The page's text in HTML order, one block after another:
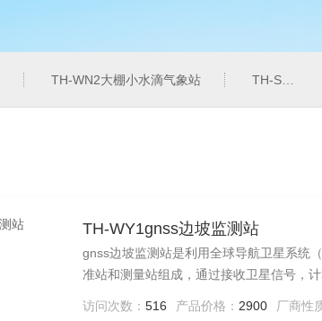
TH-WN2大棚小水滴气象站 TH-SZZL水质总磷监测仪
TH-WY1gnss边坡监测站
gnss边坡监测站是利用全球导航卫星系统
准站和测量站组成，通过接收卫星信号，
访问次数： 516 产品价格： 2900 厂商性